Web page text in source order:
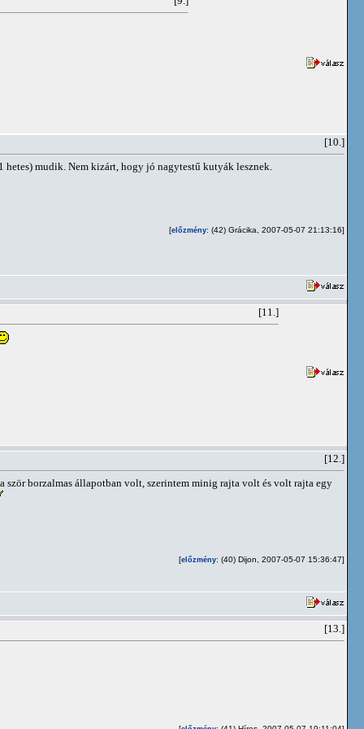
[10.]
mudik. Nem kizárt, hogy jó nagytestű kutyák lesznek.
[előzmény: (42) Grácika, 2007-05-07 21:13:16]
[11.]
[12.]
ször borzalmas állapotban volt, szerintem minig rajta volt és volt rajta egy
[előzmény: (40) Dijon, 2007-05-07 15:36:47]
[13.]